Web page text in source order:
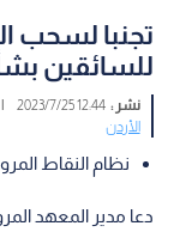
تجنبا لسحب
للسائقين
نشر :12:44 2023/7/25
|
الأردن
نظام النقاط
دعا مدير المعهد